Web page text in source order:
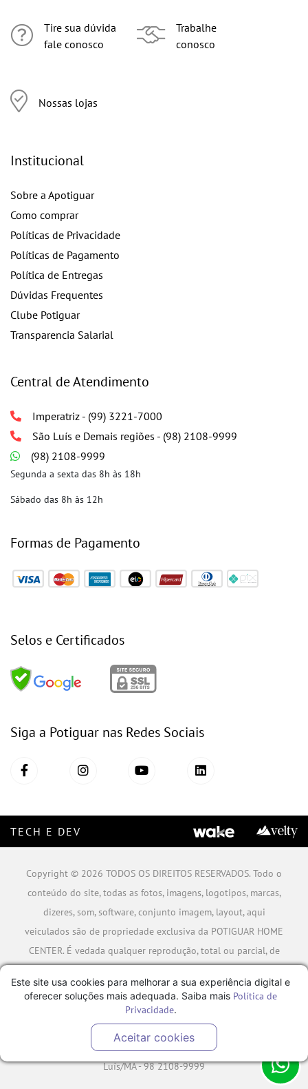
Tire sua dúvida
fale conosco
Nossas lojas
Trabalhe
conosco
Institucional
Sobre a Apotiguar
Como comprar
Políticas de Privacidade
Políticas de Pagamento
Política de Entregas
Dúvidas Frequentes
Clube Potiguar
Transparencia Salarial
Central de Atendimento
Imperatriz - (99) 3221-7000
São Luís e Demais regiões - (98) 2108-9999
(98) 2108-9999
Segunda a sexta das 8h às 18h
Sábado das 8h às 12h
Formas de Pagamento
Selos e Certificados
Siga a Potiguar nas Redes Sociais
TECH E DEV
Copyright © 2026 TODOS OS DIREITOS RESERVADOS. Todo o
conteúdo do site, todas as fotos, imagens, logotipos, marcas,
dizeres, som, software, conjunto imagem, layout, aqui
veiculados são de propriedade exclusiva da POTIGUAR HOME
CENTER. É vedada qualquer reprodução, total ou parcial, de
A violação de qualquer direito mencionado implicará na
responsabilização cível e criminal nos termos da Lei.
POTIGUAR MATERIAIS DE CONSTRUÇÃO SA - CNPJ:
06.778.591/0001-09 - Rua Caminho da Boiada Nº 354, São
Luís/MA - 98 2108-9999
Este site usa cookies para melhorar a sua experiência digital e
oferecer soluções mais adequada. Saiba mais Política de
Privacidade.
Aceitar cookies